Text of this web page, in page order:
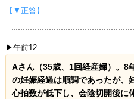
【▼正答】
▶午前12
Aさん（35歳、1回経産婦）。8
の妊娠経過は順調であったが、
心拍数が低下し、会陰切開後に